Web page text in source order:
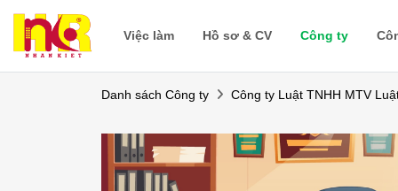
Việc làm Hồ sơ & CV Công ty
Danh sách Công ty Công ty Luật TNHH MTV